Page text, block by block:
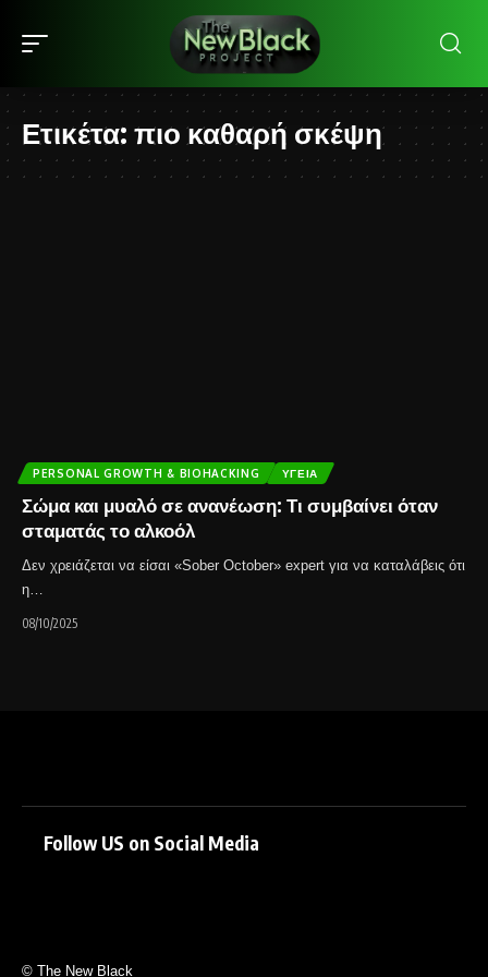
Ετικέτα: πιο καθαρή σκέψη
PERSONAL GROWTH & BIOHACKING ΥΓΕΊΑ
Σώμα και μυαλό σε ανανέωση: Τι συμβαίνει όταν
σταματάς το αλκοόλ
Δεν χρειάζεται να είσαι «Sober October» expert για να καταλάβεις ότι
η…
08/10/2025
Follow US on Social Media
© The New Black